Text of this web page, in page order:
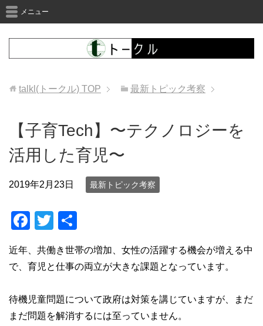
メニュー
talkl(トークル) TOP 最新トピック考察
【子育Tech】〜テクノロジーを
活用した育児〜
2019年2月23日 最新トピック考察
F
a
c
e
b
o
T
wi
tt
er
有
近年、共働き世帯の増加、女性の活躍する機会が増える中
で、育児と仕事の両立が大きな課題となっています。
待機児童問題について政府は対策を講じていますが、まだ
まだ問題を解消するには至っていません。